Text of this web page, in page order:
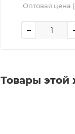
Оптовая цена
Товары этой